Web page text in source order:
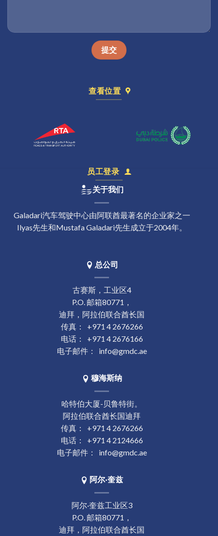
查看位置
员工登录
关于我们
Galadari汽车驾驶中心由阿联酋最著名的企业家之一
Ilyas先生和Mustafa Galadari先生成立于2004年。
总公司
古赛斯，工业区4
P.O. 邮箱80771，
迪拜，阿拉伯联合酋长国
传真： +971 4 2676266
电话： +971 4 2676166
电子邮件： info@gmdc.ae
穆海斯纳
哈特伯大厦-贝鲁特街。
阿拉伯联合酋长国迪拜
传真： +971 4 2676266
电话： +971 4 2124666
电子邮件： info@gmdc.ae
阿尔·奎兹
阿尔·奎兹工业区3
P.O. 邮箱80771，
迪拜，阿拉伯联合酋长国